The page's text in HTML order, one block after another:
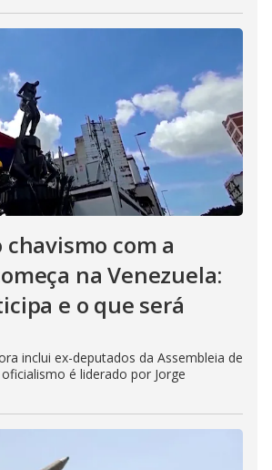
chavismo com a
na Venezuela:
e o que será
inclui ex-deputados da Assembleia de
é liderado por Jorge